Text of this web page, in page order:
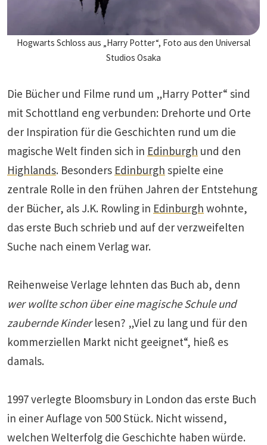
Hogwarts Schloss aus „Harry Potter“, Foto aus den Universal
Studios Osaka
Die Bücher und Filme rund um „Harry Potter“ sind
mit Schottland eng verbunden: Drehorte und Orte
der Inspiration für die Geschichten rund um die
magische Welt finden sich in Edinburgh und den
Highlands. Besonders Edinburgh spielte eine
zentrale Rolle in den frühen Jahren der Entstehung
der Bücher, als J.K. Rowling in Edinburgh wohnte,
das erste Buch schrieb und auf der verzweifelten
Suche nach einem Verlag war.
Reihenweise Verlage lehnten das Buch ab, denn
wer wollte schon über eine magische Schule und
zaubernde Kinderlesen? „Viel zu lang und für den
kommerziellen Markt nicht geeignet“, hieß es
damals.
1997 verlegte Bloomsbury in London das erste Buch
in einer Auflage von 500 Stück. Nicht wissend,
welchen Welterfolg die Geschichte haben würde.